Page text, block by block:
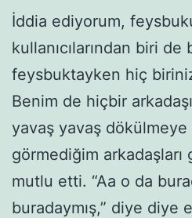
İddia ediyorum,
kullanıcılarından biri de
feysbuktayken hiç
Benim de hiçbir
yavaş yavaş dökülmeye
görmediğim
mutlu etti. “Aa o da
buradaymış,” diye diye